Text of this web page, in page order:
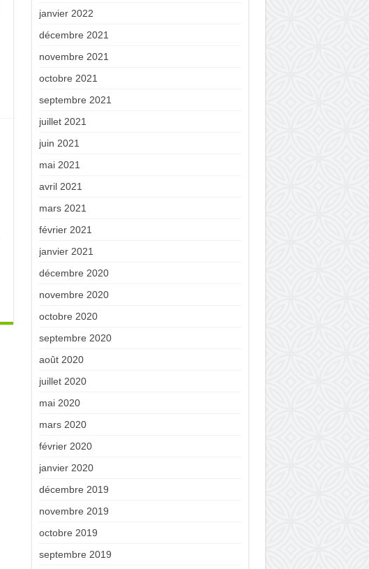
janvier 2022
décembre 2021
novembre 2021
octobre 2021
septembre 2021
juillet 2021
juin 2021
mai 2021
avril 2021
mars 2021
février 2021
janvier 2021
décembre 2020
novembre 2020
octobre 2020
septembre 2020
août 2020
juillet 2020
mai 2020
mars 2020
février 2020
janvier 2020
décembre 2019
novembre 2019
octobre 2019
septembre 2019